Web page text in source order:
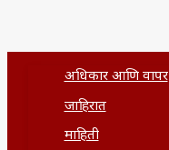
अधिकार आणि वापर
जाहिरात
माहिती